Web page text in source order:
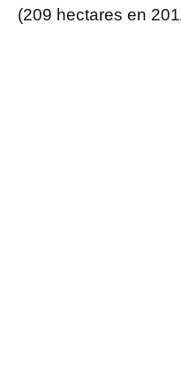
(209 hectares en